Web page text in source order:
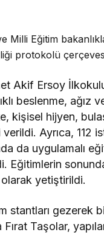
Milli Eğitim
protokolü
Akif Ersoy
beslenme, ağız
kişisel hijyen,
Ayrıca, 112
da uygulamalı
Eğitimlerin
olarak yetiştirildi.
stantları gezerek
Taşolar,